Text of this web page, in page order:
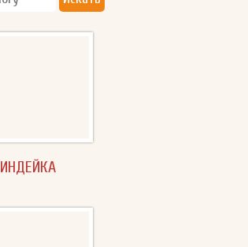
ИНДЕЙКА